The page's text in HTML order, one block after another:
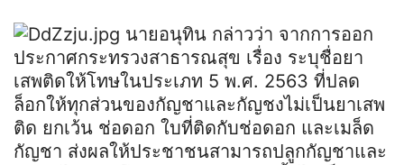
นายอนุทิน กล่าวว่า จากการออก
ประกาศกระทรวงสาธารณสุข เรื่อง ระบุชื่อยา
เสพติดให้โทษในประเภท 5 พ.ศ. 2563 ที่ปลด
ล็อกให้ทุกส่วนของกัญชาและกัญชงไม่เป็นยาเสพ
ติด ยกเว้น ช่อดอก ใบที่ติดกับช่อดอก และเมล็ด
กัญชา ส่งผลให้ประชาชนสามารถปลูกกัญชาและ